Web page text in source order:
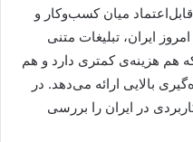
میان کسب‌وکار و
ایران، تبلیغات متنی
هم هزینه‌ی کمتری دارد و هم
بالایی ارائه می‌دهد. در
در ایران را بررسی